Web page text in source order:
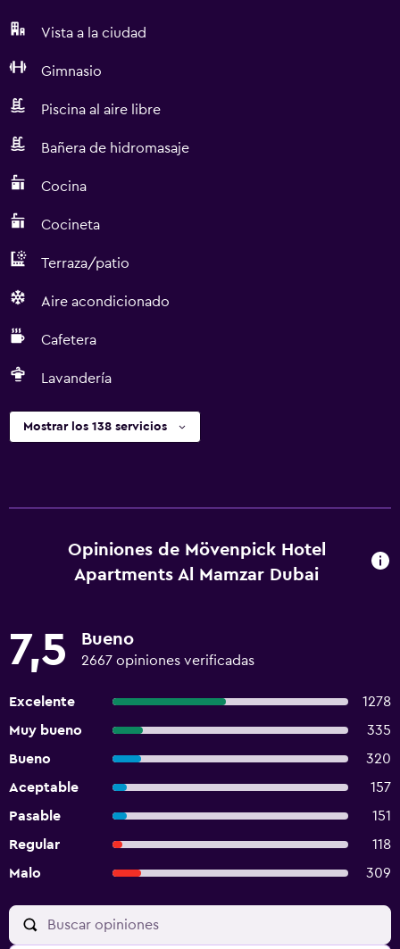
Vista a la ciudad
Gimnasio
Piscina al aire libre
Bañera de hidromasaje
Cocina
Cocineta
Terraza/patio
Aire acondicionado
Cafetera
Lavandería
Mostrar los 138 servicios
Opiniones de Mövenpick Hotel
Apartments Al Mamzar Dubai
7,5 Bueno
2667 opiniones verificadas
Excelente
1278
Muy bueno
335
Bueno
320
Aceptable
157
Pasable
151
Regular
118
Malo
309